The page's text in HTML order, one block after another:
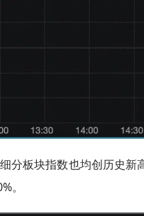
分板块指数也均创历史新
。